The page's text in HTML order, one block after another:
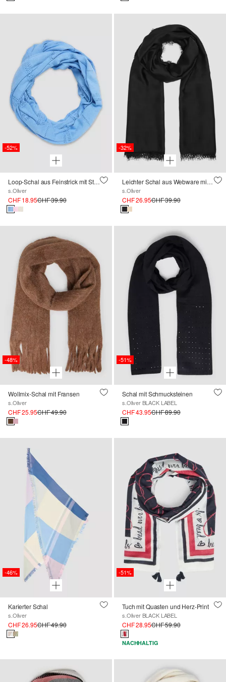
-52%
Loop-Schal aus Feinstrick mit Strickmuste
s.Oliver
CHF 18.95CHF 39.90
-32%
Leichter Schal aus Webware mit Spitzensaum
s.Oliver
CHF 26.95CHF 39.90
-48%
Wollmix-Schal mit Fransen
s.Oliver
CHF 25.95CHF 49.90
-51%
Schal mit Schmucksteinen
s.Oliver BLACK LABEL
CHF 43.95CHF 89.90
-46%
Karierter Schal
s.Oliver
CHF 26.95CHF 49.90
-51%
Tuch mit Quasten und Herz-Print
s.Oliver BLACK LABEL
CHF 28.95CHF 59.90
NACHHALTIG